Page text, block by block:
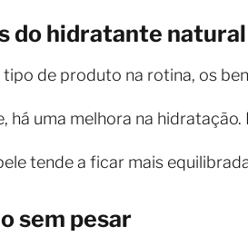
do hidratante
tipo de produto na rotina, os
há uma melhora na
tende a ficar mais
sem pesar